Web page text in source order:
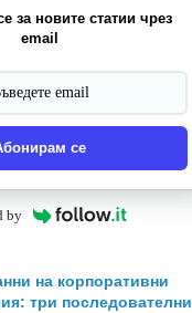
за новите статии чрез
email
се
by
на корпоративни
три последователни